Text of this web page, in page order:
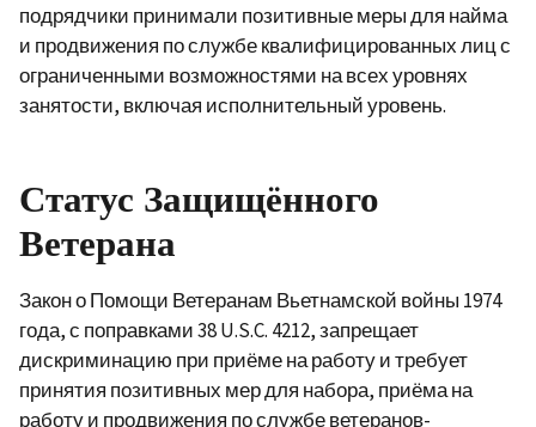
подрядчики принимали позитивные меры для найма
и продвижения по службе квалифицированных лиц с
ограниченными возможностями на всех уровнях
занятости, включая исполнительный уровень.
Статус Защищённого
Ветерана
Закон о Помощи Ветеранам Вьетнамской войны 1974
года, с поправками 38 U.S.C. 4212, запрещает
дискриминацию при приёме на работу и требует
принятия позитивных мер для набора, приёма на
работу и продвижения по службе ветеранов-